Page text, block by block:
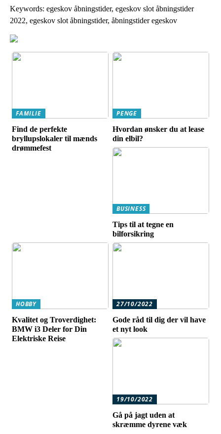
Keywords: egeskov åbningstider, egeskov slot åbningstider
2022, egeskov slot åbningstider, åbningstider egeskov
FAMILIE
Find de perfekte
bryllupslokaler til mænds
drømmefest
PENGE
Hvordan ønsker du at lease
din elbil?
BUSINESS
Tips til at tegne en
bilforsikring
HOBBY
Kvalitet og Troverdighet:
BMW i3 Deler for Din
Elektriske Reise
27/10/2022
Gode råd til dig der vil have
et nyt look
19/10/2022
Gå på jagt uden at
skræmme dyrene væk